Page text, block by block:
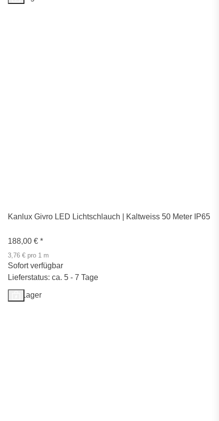
Kanlux Givro LED Lichtschlauch | Kaltweiss 50 Meter IP65
188,00 € *
3,76 € pro 1 m
Sofort verfügbar
Lieferstatus: ca. 5 - 7 Tage
Auf Lager